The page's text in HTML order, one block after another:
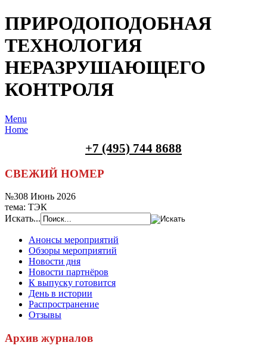
ПРИРОДОПОДОБНАЯ
ТЕХНОЛОГИЯ
НЕРАЗРУШАЮЩЕГО
КОНТРОЛЯ
Menu
Home
+7 (495) 744 8688
СВЕЖИЙ НОМЕР
№308 Июнь 2026
тема: ТЭК
Искать...
Анонсы мероприятий
Обзоры мероприятий
Новости дня
Новости партнёров
К выпуску готовится
День в истории
Распространение
Отзывы
Архив журналов